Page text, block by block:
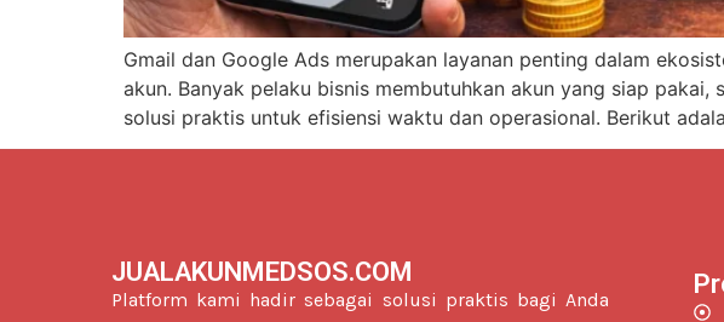
Gmail dan Google Ads merupakan layanan penting dalam
akun. Banyak pelaku bisnis membutuhkan akun yang siap
solusi praktis untuk efisiensi waktu dan operasional. Berikut
JUALAKUNMEDSOS.COM
Platform kami hadir sebagai solusi praktis bagi Anda